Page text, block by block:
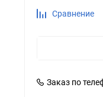
Сравнение
Заказ по